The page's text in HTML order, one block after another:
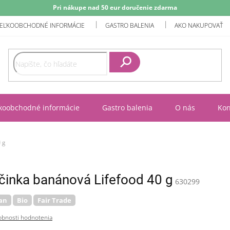
Pri nákupe nad 50 eur doručenie zdarma
INFORMÁCIE GASTRO BALENIA AKO NAKUPOVAŤ
informácie Gastro balenia O nás
g
banánová Lifefood 40 g 630299
Bio Fair Trade
hodnotenia